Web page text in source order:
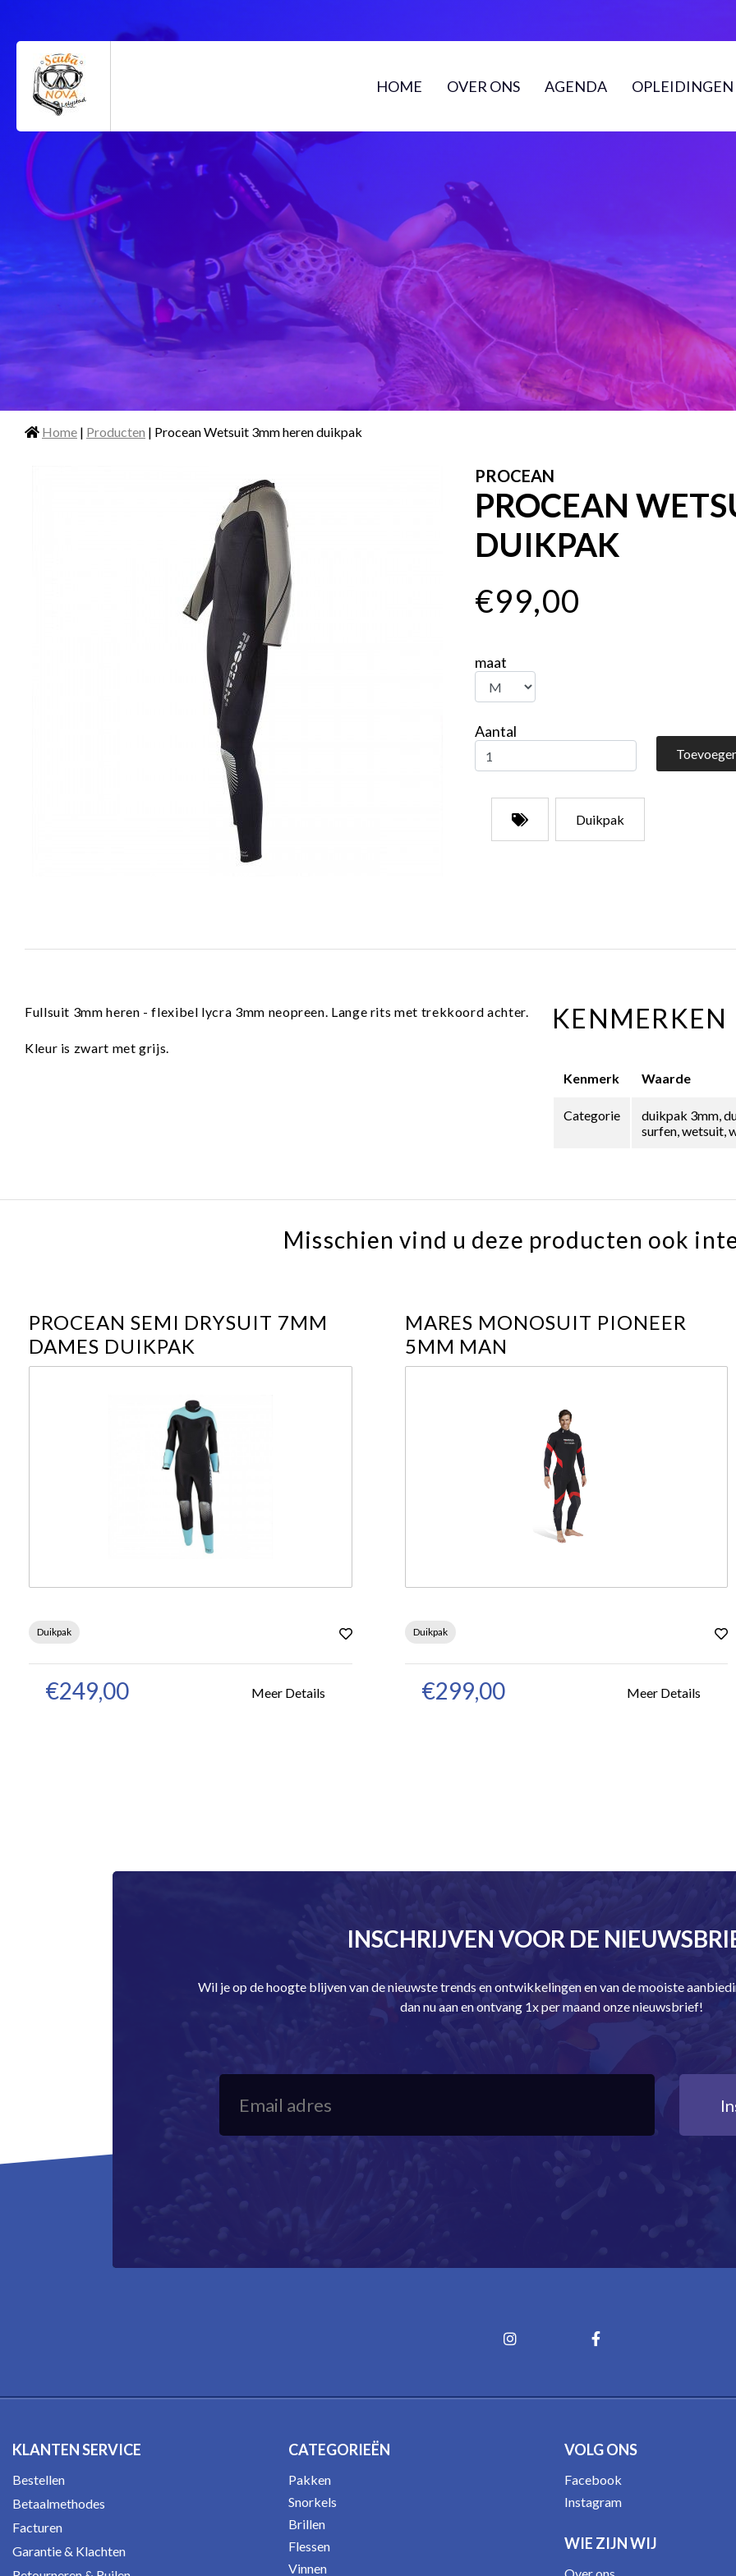
HOME OVER ONS AGENDA OPLEIDINGEN
Home | Producten | Procean Wetsuit 3mm heren duikpak
PROCEAN
PROCEAN
DUIKPAK
€99,00
maat
Aantal
Duikpak
Fullsuit 3mm heren - flexibel lycra 3mm neopreen. Lange rits met trekkoord achter.
Kleur is zwart met grijs.
KENMERKEN
Kenmerk Waarde
Categorie
duikpak 3mm,
surfen, wetsuit,
Misschien vind u deze producten ook
PROCEAN SEMI DRYSUIT 7MM
DAMES DUIKPAK
Duikpak
€249,00 Meer Details
MARES MONOSUIT PIONEER
5MM MAN
Duikpak
€299,00 Meer Details
INSCHRIJVEN VOOR DE
Wil je op de hoogte blijven van de nieuwste trends en ontwikkelingen en van de mooiste
dan nu aan en ontvang 1x per maand onze nieuwsbrief!
KLANTEN SERVICE
Bestellen
Betaalmethodes
Facturen
Garantie & Klachten
CATEGORIEËN
Pakken
Snorkels
Brillen
Flessen
Vinnen
VOLG ONS
Facebook
Instagram
WIE ZIJN WIJ